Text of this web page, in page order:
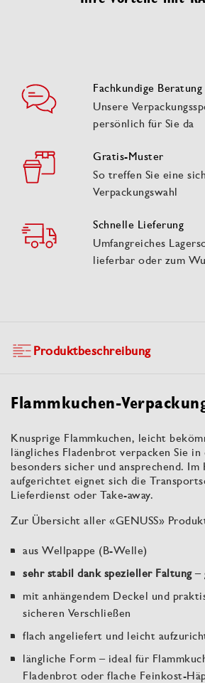
Fachkundige Beratung
Unsere
persönlich für Sie da
Gratis-Muster
So treffen Sie eine
Verpackungswahl
Schnelle Lieferung
Umfangreiches
lieferbar oder zum
Produktbeschreibung
Flammkuchen-
Knusprige Flammkuchen, leicht
längliches Fladenbrot verpacken Sie
besonders sicher und ansprechend. Im
aufgerichtet eignet sich die
Lieferdienst oder Take-away.
Zur Übersicht aller «GENUSS»
aus Wellpappe (B-Welle)
sehr stabil dank spezieller Faltung–
mit anhängendem Deckel und
sicheren Verschließen
flach angeliefert und leicht
längliche Form – ideal für
Fladenbrot oder flache Feinkost-